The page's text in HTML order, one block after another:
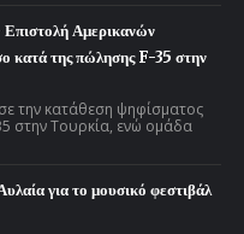
Αμερικανών
κατά της πώλησης F-35 στην
την κατάθεση ψηφίσματος
στην Τουρκία, ενώ ομάδα
για το μουσικό φεστιβάλ